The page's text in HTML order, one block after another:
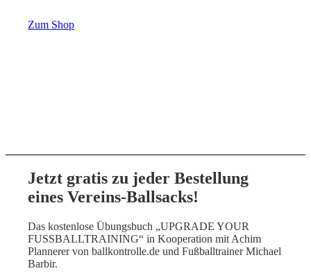
Zum Shop
Jetzt gratis zu jeder Bestellung
eines Vereins-Ballsacks!
Das kostenlose Übungsbuch „UPGRADE YOUR
FUSSBALLTRAINING“ in Kooperation mit Achim
Plannerer von ballkontrolle.de und Fußballtrainer Michael
Barbir.